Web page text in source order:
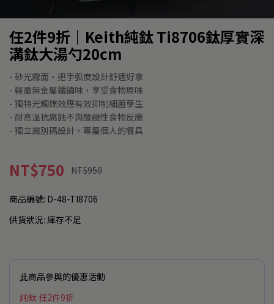
任2件9折｜Keith純鈦 Ti8706鈦厚實深
溝鈦大湯勺20cm
- 砂光霧面，把手弧度設計舒適好拿
- 輕量無金屬鐵鏽味，享受食物原味
- 獨特光觸媒效應有效抑制細菌孳生
- 耐高溫抗腐蝕不與酸鹼性食物反應
- 獨立識別碼設計，專屬個人的餐具
NT$750 NT$950
商品編號: D-48-TI8706
供貨狀況: 庫存不足
此商品參與的優惠活動
純鈦 任2件9折